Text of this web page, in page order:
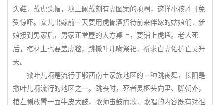
头鞋，戴虎头帽，项上佩戴刻有虎图案的项圈，这样小孩才可免
受惊吓。女儿出嫁前一天要用虎骨酒招待前来伴嫁的姑娘们，新
娘接到男家后，男家正堂屋的大方桌上，要铺上虎毯。老人死
后，棺材上也要盖虎毯，跳撒叶儿嗬祭祀，祈求白虎佑护亡灵升
天。
撒叶儿嗬是流行于鄂西南土家族地区的一种跳丧舞，长阳是
撒叶儿嗬流行的地区之一。跳丧时，死者灵柩头向里、脚朝外，
棺左侧放置一面牛皮大鼓，歌师击鼓而歌，歌唱的内容既有对祖